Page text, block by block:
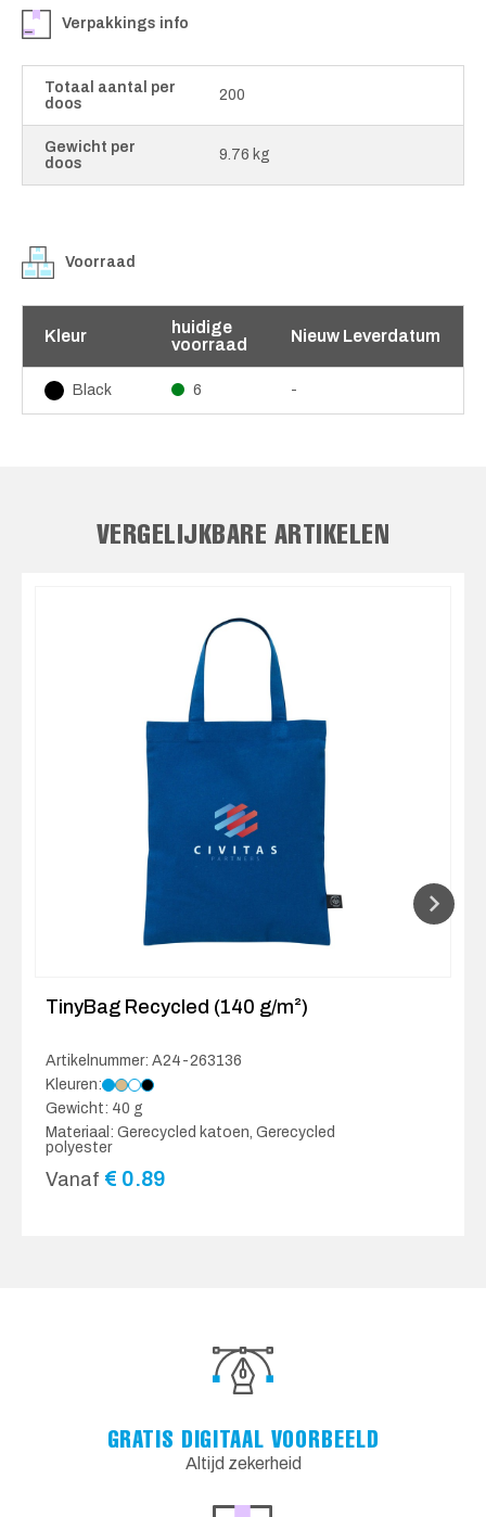
Verpakkings info
Totaal aantal per
doos
200
Gewicht per
doos
9.76 kg
Voorraad
Kleur
huidige
voorraad
Nieuw Leverdatum
Black 6 -
VERGELIJKBARE ARTIKELEN
TinyBag Recycled (140 g/m²)
Artikelnummer: A24-263136
Kleuren:
Gewicht: 40 g
Materiaal: Gerecycled katoen, Gerecycled
polyester
Vanaf € 0.89
GRATIS DIGITAAL VOORBEELD
Altijd zekerheid